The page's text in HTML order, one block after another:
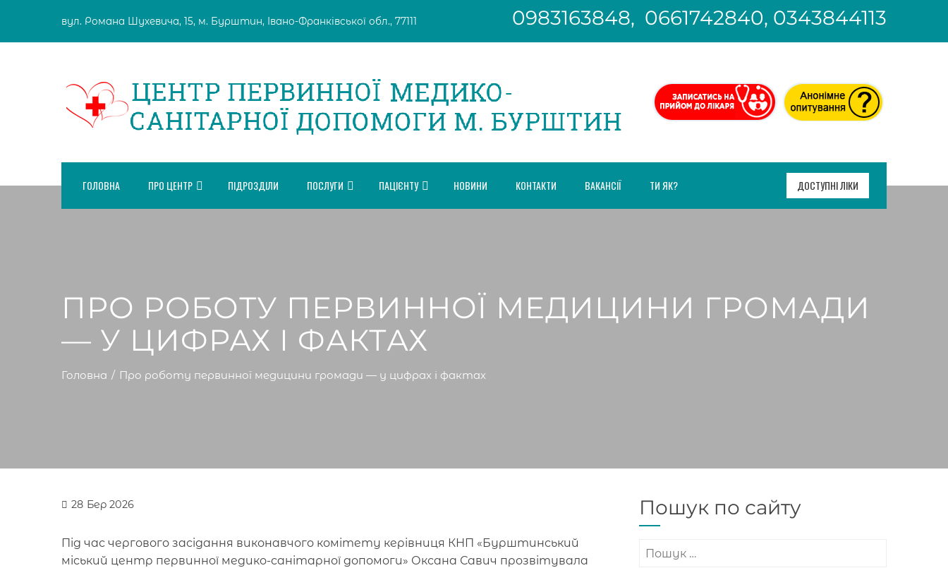
content
вул. Романа Шухевича, 15, м. Бурштин, Івано-Франківської обл., 77111 0983163848, 0661742840, 0343844113
ГОЛОВНА ПРО ЦЕНТР ПІДРОЗДІЛИ ПОСЛУГИ ПАЦІЄНТУ НОВИНИ КОНТАКТИ ВАКАНСІЇ ТИ ЯК? ДОСТУПНІ ЛІКИ
ПРО РОБОТУ ПЕРВИННОЇ МЕДИЦИНИ ГРОМАДИ
— У ЦИФРАХ І ФАКТАХ
Головна Про роботу первинної медицини громади — у цифрах і фактах
28 Бер 2026
Під час чергового засідання виконавчого комітету керівниця КНП «Бурштинський
міський центр первинної медико-санітарної допомоги» Оксана Савич прозвітувала
Пошук по сайту
Пошук: